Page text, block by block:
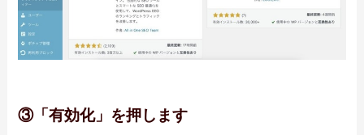
③「有効化」を押します